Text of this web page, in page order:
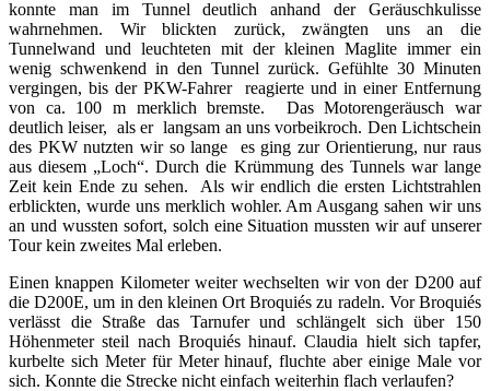
konnte man im Tunnel deutlich anhand der Geräuschkulisse
wahrnehmen. Wir blickten zurück, zwängten uns an die
Tunnelwand und leuchteten mit der kleinen Maglite immer ein
wenig schwenkend in den Tunnel zurück. Gefühlte 30 Minuten
vergingen, bis der PKW-Fahrer reagierte und in einer Entfernung
von ca. 100 m merklich bremste. Das Motorengeräusch war
deutlich leiser, als er langsam an uns vorbeikroch. Den Lichtschein
des PKW nutzten wir so lange es ging zur Orientierung, nur raus
aus diesem „Loch“. Durch die Krümmung des Tunnels war lange
Zeit kein Ende zu sehen. Als wir endlich die ersten Lichtstrahlen
erblickten, wurde uns merklich wohler. Am Ausgang sahen wir uns
an und wussten sofort, solch eine Situation mussten wir auf unserer
Tour kein zweites Mal erleben.
Einen knappen Kilometer weiter wechselten wir von der D200 auf
die D200E, um in den kleinen Ort Broquiés zu radeln. Vor Broquiés
verlässt die Straße das Tarnufer und schlängelt sich über 150
Höhenmeter steil nach Broquiés hinauf. Claudia hielt sich tapfer,
kurbelte sich Meter für Meter hinauf, fluchte aber einige Male vor
sich. Konnte die Strecke nicht einfach weiterhin flach verlaufen?